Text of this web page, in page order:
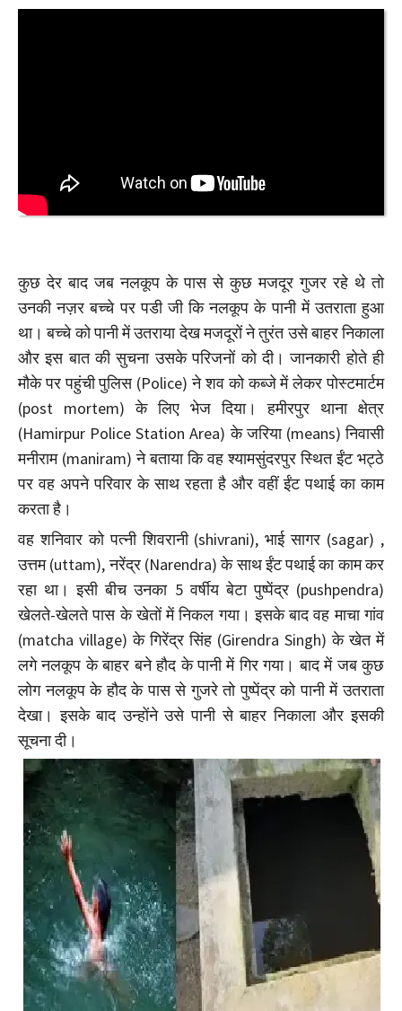
कुछ देर बाद जब नलकूप के पास से कुछ मजदूर गुजर रहे थे तो
उनकी नज़र बच्चे पर पडी जी कि नलकूप के पानी में उतराता हुआ
था। बच्चे को पानी में उतराया देख मजदूरों ने तुरंत उसे बाहर निकाला
और इस बात की सुचना उसके परिजनों को दी। जानकारी होते ही
मौके पर पहुंची पुलिस (Police) ने शव को कब्जे में लेकर पोस्टमार्टम
(post mortem) के लिए भेज दिया। हमीरपुर थाना क्षेत्र
(Hamirpur Police Station Area) के जरिया (means) निवासी
मनीराम (maniram) ने बताया कि वह श्यामसुंदरपुर स्थित ईंट भट्ठे
पर वह अपने परिवार के साथ रहता है और वहीं ईंट पथाई का काम
करता है।
वह शनिवार को पत्नी शिवरानी (shivrani), भाई सागर (sagar) ,
उत्तम (uttam), नरेंद्र (Narendra) के साथ ईंट पथाई का काम कर
रहा था। इसी बीच उनका 5 वर्षीय बेटा पुष्पेंद्र (pushpendra)
खेलते-खेलते पास के खेतों में निकल गया। इसके बाद वह माचा गांव
(matcha village) के गिरेंद्र सिंह (Girendra Singh) के खेत में
लगे नलकूप के बाहर बने हौद के पानी में गिर गया। बाद में जब कुछ
लोग नलकूप के हौद के पास से गुजरे तो पुष्पेंद्र को पानी में उतराता
देखा। इसके बाद उन्होंने उसे पानी से बाहर निकाला और इसकी
सूचना दी।